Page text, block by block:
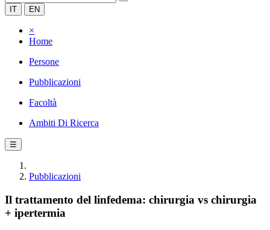
IT EN
×
Home
Persone
Pubblicazioni
Facoltà
Ambiti Di Ricerca
☰
Pubblicazioni
Il trattamento del linfedema: chirurgia vs chirurgia
+ ipertermia